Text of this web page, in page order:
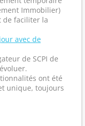
Immobilier)
de faciliter la
avec de
de SCPI de
ont été
unique, toujours